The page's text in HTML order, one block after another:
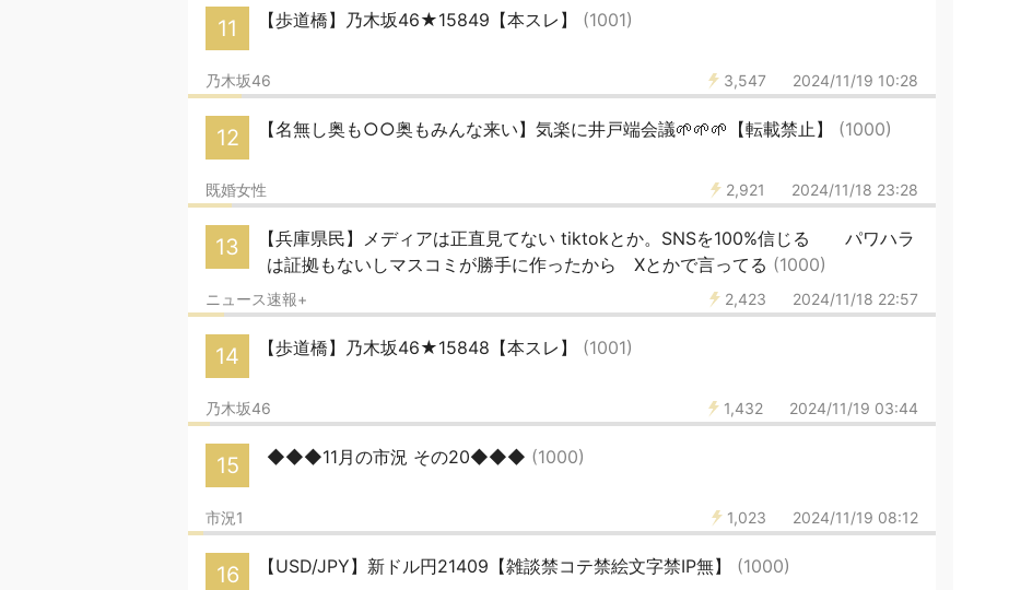
11 【歩道橋】乃木坂46★15849【本スレ】 (1001)
3,547 2024/11/19 10:28
乃木坂46
12 【名無し奥も○○奥もみんな来い】気楽に井戸端会議🌱🌱🌱【転載禁止】 (1000)
2,921 2024/11/18 23:28
既婚女性
13
【兵庫県民】メディアは正直見てない tiktokとか。SNSを100%信じる パワハラ
は証拠もないしマスコミが勝手に作ったから Xとかで言ってる (1000)
2,423 2024/11/18 22:57
ニュース速報+
14 【歩道橋】乃木坂46★15848【本スレ】 (1001)
1,432 2024/11/19 03:44
乃木坂46
15 ◆◆◆11月の市況 その20◆◆◆ (1000)
1,023 2024/11/19 08:12
市況1
16 【USD/JPY】新ドル円21409【雑談禁コテ禁絵文字禁IP無】 (1000)